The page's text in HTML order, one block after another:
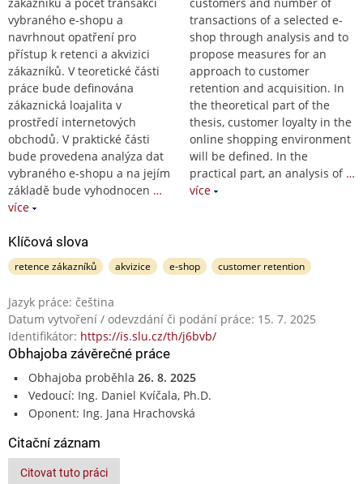
vybraného e-shopu a
navrhnout opatření pro
přístup k retenci a akvizici
zákazníků. V teoretické části
práce bude definována
zákaznická loajalita v
prostředí internetových
obchodů. V praktické části
bude provedena analýza dat
vybraného e-shopu a na jejím
základě bude vyhodnocen …
více
transactions of a selected e-
shop through analysis and to
propose measures for an
approach to customer
retention and acquisition. In
the theoretical part of the
thesis, customer loyalty in the
online shopping environment
will be defined. In the
practical part, an analysis of …
více
Klíčová slova
retence zákazníků akvizice e-shop customer retention
Jazyk práce: čeština
Datum vytvoření / odevzdání či podání práce: 15. 7. 2025
Identifikátor: https://is.slu.cz/th/j6bvb/
Obhajoba závěrečné práce
Obhajoba proběhla 26. 8. 2025
Vedoucí: Ing. Daniel Kvíčala, Ph.D.
Oponent: Ing. Jana Hrachovská
Citační záznam
Citovat tuto práci